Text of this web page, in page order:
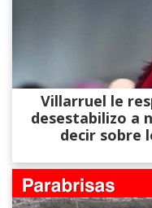
Villarruel le
desestabilizo a
decir sobre